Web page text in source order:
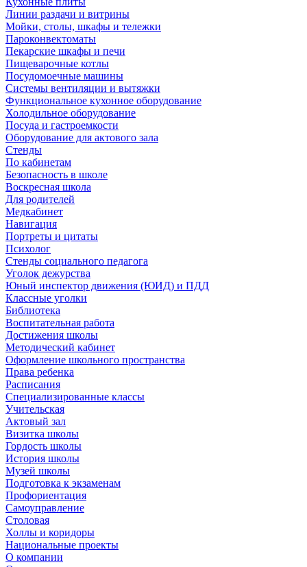
Линии раздачи и витрины
Мойки, столы, шкафы и тележки
Пароконвектоматы
Пекарские шкафы и печи
Пищеварочные котлы
Посудомоечные машины
Системы вентиляции и вытяжки
Функциональное кухонное оборудование
Холодильное оборудование
Посуда и гастроемкости
Оборудование для актового зала
Стенды
По кабинетам
Безопасность в школе
Воскресная школа
Для родителей
Медкабинет
Навигация
Портреты и цитаты
Психолог
Стенды социального педагога
Уголок дежурства
Юный инспектор движения (ЮИД) и ПДД
Классные уголки
Библиотека
Воспитательная работа
Достижения школы
Методический кабинет
Оформление школьного пространства
Права ребенка
Расписания
Специализированные классы
Учительская
Актовый зал
Визитка школы
Гордость школы
История школы
Музей школы
Подготовка к экзаменам
Профориентация
Самоуправление
Столовая
Холлы и коридоры
Национальные проекты
О компании